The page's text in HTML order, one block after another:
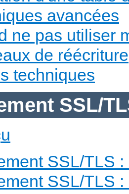
avancées
ne pas utiliser
de réécriture
techniques
SSL/
SSL/TLS
SSL/TLS